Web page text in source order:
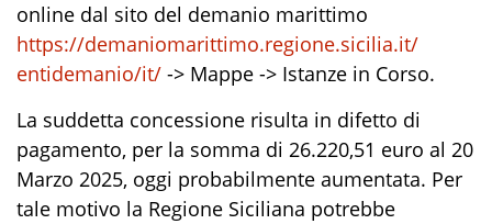
online dal sito del demanio marittimo
https://demaniomarittimo.regione.sicilia.it/
entidemanio/it/ -> Mappe -> Istanze in Corso.
La suddetta concessione risulta in difetto di
pagamento, per la somma di 26.220,51 euro al 20
Marzo 2025, oggi probabilmente aumentata. Per
tale motivo la Regione Siciliana potrebbe